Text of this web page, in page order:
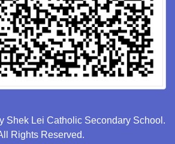
Shek Lei Catholic Secondary School.
Rights Reserved.